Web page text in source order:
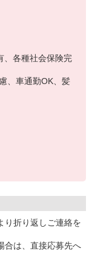
、各種社会保険完
、車通勤OK、髪
り折り返しご連絡を
合は、直接応募先へ